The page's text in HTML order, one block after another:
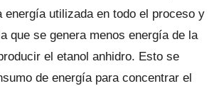
energía utilizada en todo el proceso y
que se genera menos energía de la
el etanol anhidro. Esto se
de energía para concentrar el